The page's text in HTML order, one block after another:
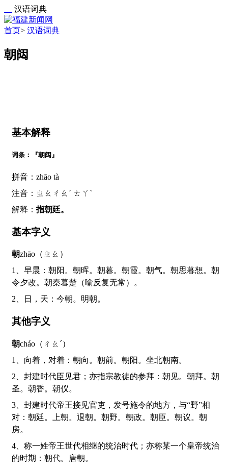
汉语词典
首页> 汉语词典
朝闼
基本解释
词条：『朝闼』
拼音：zhāo tà
注音：ㄓㄠㄔㄠˊ ㄊㄚˋ
解释：指朝廷。
基本字义
朝zhāo（ㄓㄠ）
1、早晨：朝阳。朝晖。朝暮。朝霞。朝气。朝思暮想。朝
令夕改。朝秦暮楚（喻反复无常）。
2、日，天：今朝。明朝。
其他字义
朝cháo（ㄔㄠˊ）
1、向着，对着：朝向。朝前。朝阳。坐北朝南。
2、封建时代臣见君；亦指宗教徒的参拜：朝见。朝拜。朝
圣。朝香。朝仪。
3、封建时代帝王接见官吏，发号施令的地方，与“野”相
对：朝廷。上朝。退朝。朝野。朝政。朝臣。朝议。朝
房。
4、称一姓帝王世代相继的统治时代；亦称某一个皇帝统治
的时期：朝代。唐朝。